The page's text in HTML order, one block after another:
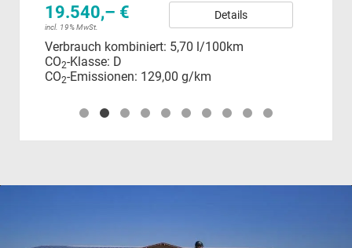
19.540,– €
incl. 19% MwSt.
Details
Verbrauch kombiniert: 5,70 l/100km
CO2-Klasse: D
CO2-Emissionen: 129,00 g/km